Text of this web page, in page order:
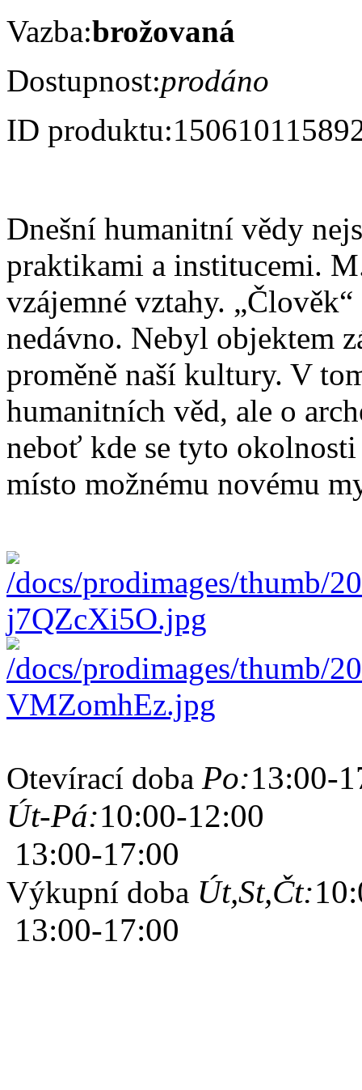
Vazba:brožovaná
Dostupnost:prodáno
ID produktu:
Dnešní humanitní vědy
praktikami a institucemi.
vzájemné vztahy.
nedávno. Nebyl objektem
proměně naší kultury. V
humanitních věd, ale o
neboť kde se tyto
místo možnému novému
Otevírací doba Po:13:00-
Út-Pá:10:00-12:00
13:00-17:00
Výkupní doba Út,St,Čt:
13:00-17:00